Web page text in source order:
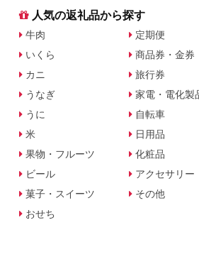
人気の返礼品から探す
牛肉
いくら
カニ
うなぎ
うに
米
果物・フルーツ
ビール
菓子・スイーツ
おせち
定期便
商品券・金券
旅行券
家電・電化製
自転車
日用品
化粧品
アクセサリー
その他